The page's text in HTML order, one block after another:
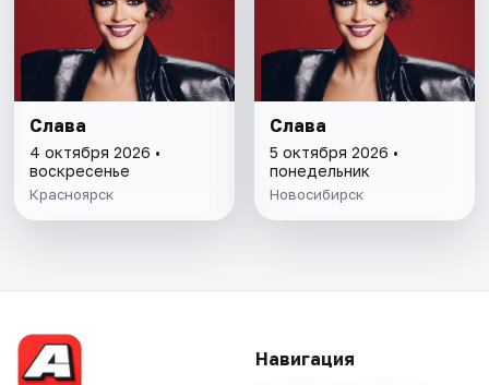
Слава
4 октября 2026 •
воскресенье
Красноярск
Слава
5 октября 2026 •
понедельник
Новосибирск
Навигация